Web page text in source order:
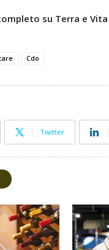
su Terra e
Cdo
Twitter